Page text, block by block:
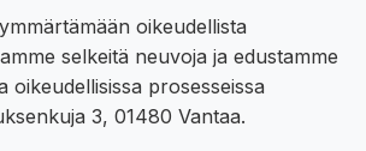
oikeudellista
selkeitä neuvoja ja edustamme
oikeudellisissa prosesseissa
3, 01480 Vantaa.